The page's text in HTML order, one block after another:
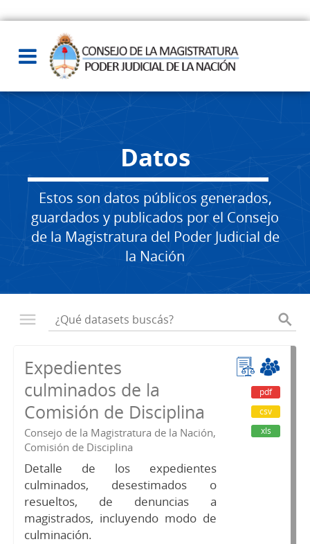
Datos
Estos son datos públicos generados,
guardados y publicados por el Consejo
de la Magistratura del Poder Judicial de
la Nación
Expedientes
culminados de la
Comisión de Disciplina
Consejo de la Magistratura de la Nación,
Comisión de Disciplina
Detalle de los expedientes
culminados, desestimados o
resueltos, de denuncias a
magistrados, incluyendo modo de
culminación.
pdf
csv
xls